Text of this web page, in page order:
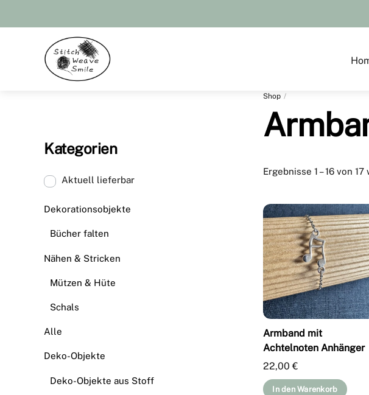
Menu
Shop
Ergebnisse 1 – 16 von
Armband mit
Achtelnoten Anhänger
22,00€
In den Warenkorb
Kategorien
Aktuell lieferbar
Dekorationsobjekte
Bücher falten
Nähen & Stricken
Mützen & Hüte
Schals
Alle
Deko-Objekte
Deko-Objekte aus Stoff